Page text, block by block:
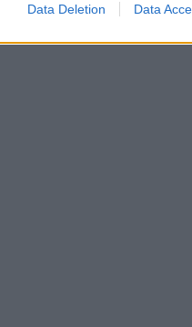
Data Deletion Data